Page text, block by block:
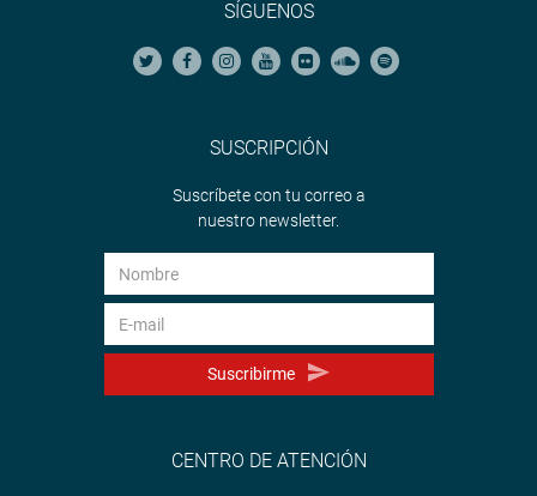
SÍGUENOS
SUSCRIPCIÓN
Suscríbete con tu correo a
nuestro newsletter.
Suscribirme
CENTRO DE ATENCIÓN